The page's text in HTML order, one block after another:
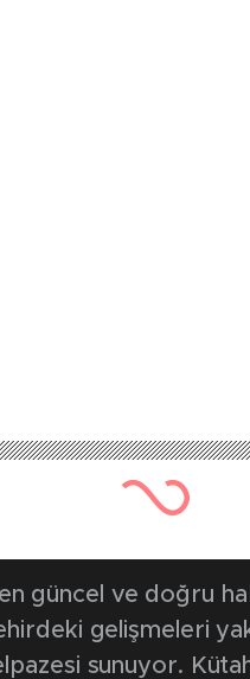
662 kez okunmuştur